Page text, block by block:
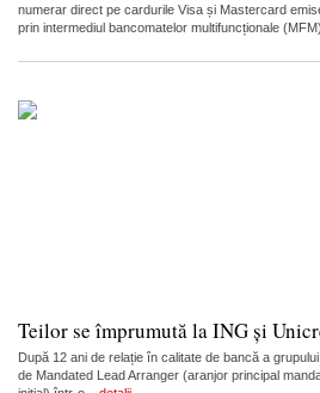
numerar direct pe cardurile Visa și Mastercard
prin intermediul bancomatelor multifuncționale
Teilor se împrumută la ING și
După 12 ani de relație în calitate de bancă a
de Mandated Lead Arranger (aranjor principal